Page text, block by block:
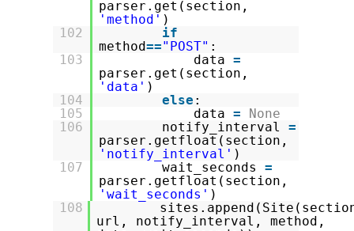
parser.get(section,
'method' )
102
if
method=="POST" :
103
data =
parser.get(section,
'data' )
104
else :
105
data =
None
106
notify_interval =
parser.getfloat(section,
'notify_interval' )
107
wait_seconds =
parser.getfloat(section,
'wait_seconds' )
108
url, notify_interval, method,